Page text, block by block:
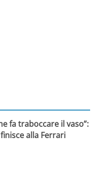
fa traboccare il vaso”:
alla Ferrari